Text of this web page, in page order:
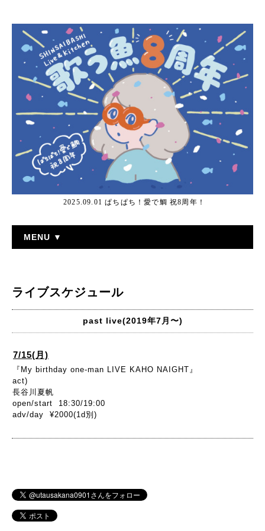
2025.09.01 ぱちぱち！愛で鯛 祝8周年！
MENU ▼
ライブスケジュール
past live(2019年7月〜)
7/15(月)
『My birthday one-man LIVE KAHO NAIGHT』
act)
長谷川夏帆
open/start 18:30/19:00
adv/day ¥2000(1d別)